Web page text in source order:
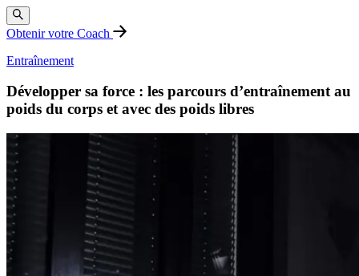
Obtenir votre Coach
Entraînement
Développer sa force : les parcours d’entraînement au
poids du corps et avec des poids libres